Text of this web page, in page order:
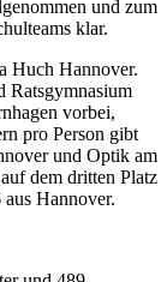
und zum
klar.
Huch Hannover.
Ratsgymnasium
vorbei,
pro Person gibt
und Optik am
dem dritten Platz
Hannover.